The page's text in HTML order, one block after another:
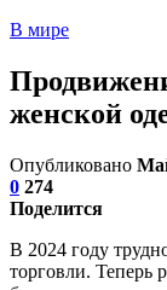
В мире
женской
Опубликовано
0 274
Поделится
В 2024 году
торговли. Теперь